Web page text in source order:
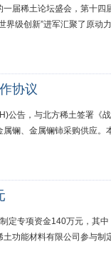
届稀土论坛盛会，第十
界级创新”进军汇聚了原
协议
公告，与北方稀土签署《
镧、金属镧铈采购供应
定专项资金140万元，其
功能材料有限公司参与